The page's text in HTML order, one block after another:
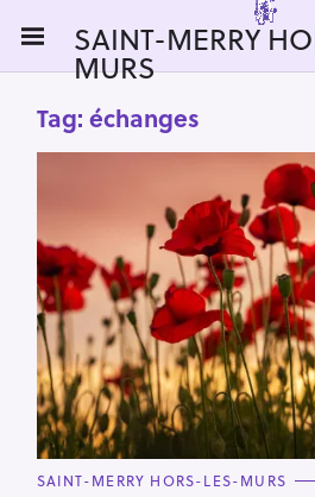
i
SAINT-MERRY
MURS
Tag: échanges
C
SAINT-MERRY HORS-LES-MURS